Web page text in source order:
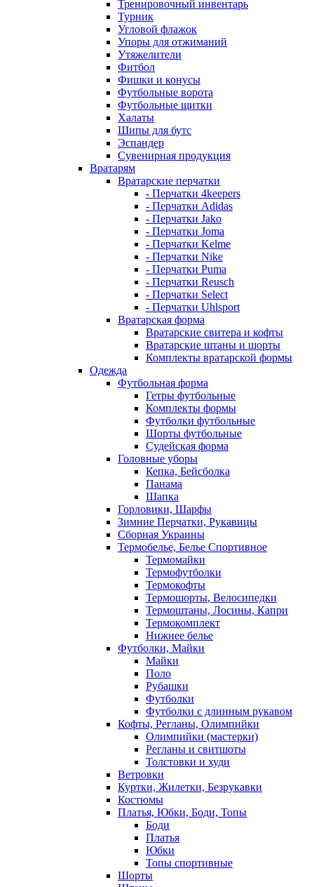
Тренировочный инвентарь
Турник
Угловой флажок
Упоры для отжиманий
Утяжелители
Фитбол
Фишки и конусы
Футбольные ворота
Футбольные щитки
Халаты
Шипы для бутс
Эспандер
Сувенирная продукция
Вратарям
Вратарские перчатки
- Перчатки 4keepers
- Перчатки Adidas
- Перчатки Jako
- Перчатки Joma
- Перчатки Kelme
- Перчатки Nike
- Перчатки Puma
- Перчатки Reusch
- Перчатки Select
- Перчатки Uhlsport
Вратарская форма
Вратарские свитера и кофты
Вратарские штаны и шорты
Комплекты вратарской формы
Одежда
Футбольная форма
Гетры футбольные
Комплекты формы
Футболки футбольные
Шорты футбольные
Судейская форма
Головные уборы
Кепка, Бейсболка
Панама
Шапка
Горловики, Шарфы
Зимние Перчатки, Рукавицы
Сборная Украины
Термобелье, Белье Спортивное
Термомайки
Термофутболки
Термокофты
Термошорты, Велосипедки
Термоштаны, Лосины, Капри
Термокомплект
Нижнее белье
Футболки, Майки
Майки
Поло
Рубашки
Футболки
Футболки с длинным рукавом
Кофты, Регланы, Олимпийки
Олимпийки (мастерки)
Регланы и свитшоты
Толстовки и худи
Ветровки
Куртки, Жилетки, Безрукавки
Костюмы
Платья, Юбки, Боди, Топы
Боди
Платья
Юбки
Топы спортивные
Шорты